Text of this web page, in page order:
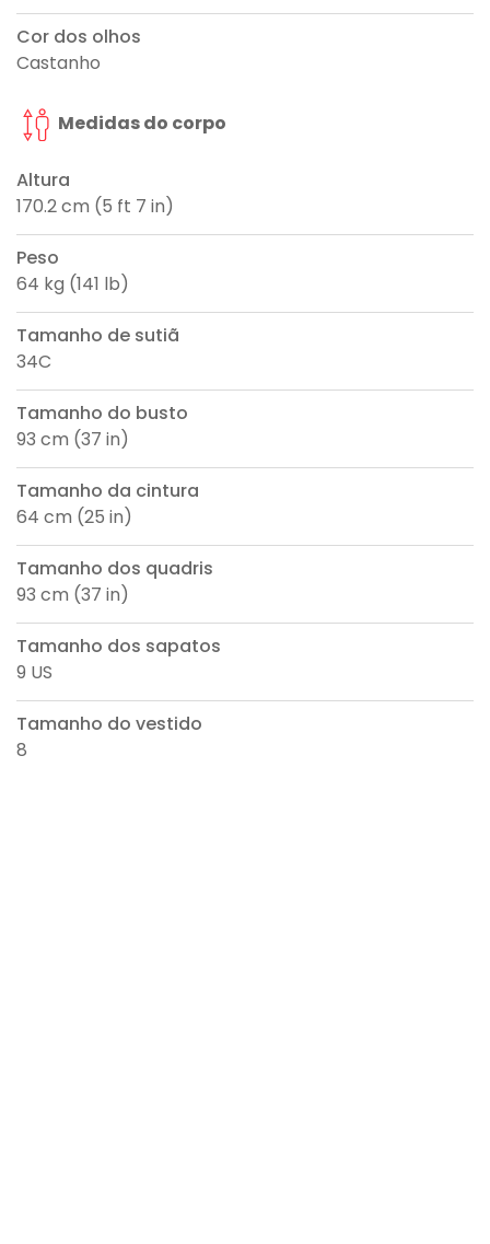
Cor dos olhos
Castanho
Medidas do corpo
Altura
170.2 cm (5 ft 7 in)
Peso
64 kg (141 lb)
Tamanho de sutiã
34C
Tamanho do busto
93 cm (37 in)
Tamanho da cintura
64 cm (25 in)
Tamanho dos quadris
93 cm (37 in)
Tamanho dos sapatos
9 US
Tamanho do vestido
8